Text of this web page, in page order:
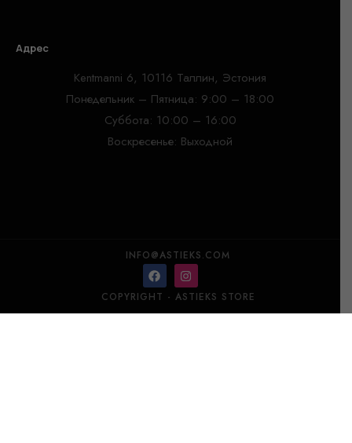
Адрес
Kentmanni 6, 10116 Таллин, Эстония
Понедельник – Пятница: 9:00 – 18:00
Суббота: 10:00 – 16:00
Воскресенье: Выходной
INFO@ASTIEKS.COM
COPYRIGHT - ASTIEKS STORE